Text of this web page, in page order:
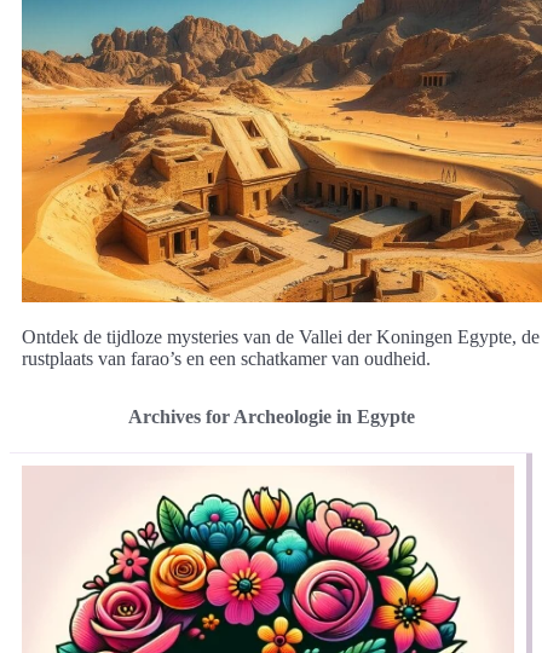
Ontdek de tijdloze mysteries van de Vallei der Koningen Egypte, de
rustplaats van farao’s en een schatkamer van oudheid.
Archives for Archeologie in Egypte